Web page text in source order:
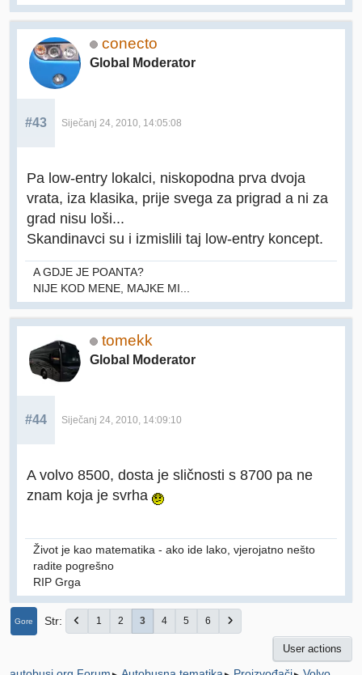
conecto
Global Moderator
#43 Siječanj 24, 2010, 14:05:08
Pa low-entry lokalci, niskopodna prva dvoja
vrata, iza klasika, prije svega za prigrad a ni za
grad nisu loši...
Skandinavci su i izmislili taj low-entry koncept.
A GDJE JE POANTA?
NIJE KOD MENE, MAJKE MI...
tomekk
Global Moderator
#44 Siječanj 24, 2010, 14:09:10
A volvo 8500, dosta je sličnosti s 8700 pa ne
znam koja je svrha
Život je kao matematika - ako ide lako, vjerojatno nešto
radite pogrešno
RIP Grga
Gore Str 1 2 3 4 5 6
User actions